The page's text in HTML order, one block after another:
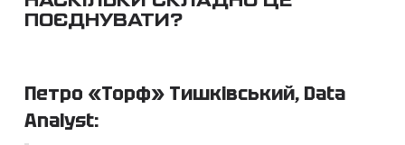
ПОЄДНУВАТИ?
Петро «Торф» Тишківський, Data
Analyst: